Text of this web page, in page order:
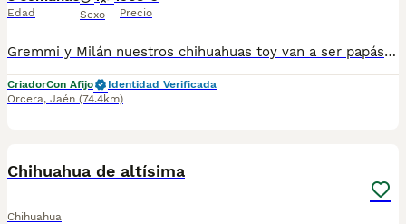
Edad Sexo Precio
Gremmi y Milán nuestros chihuahuas toy van a ser papás! Gremmi de color crema un peso de 1,800kg y Milán de color choco merle y un peso de 1,950kg Con un carácter extraordinario, cariñosos,juguetones y divertidos. Abierto plazo de reserva Nuestros cachorros se entregan con: ->Pasaporte ->Chip ->Vacunas y desparasitaciones acorde a su edad -> Contrato de garantías víricas de 8 dias y genética de 1 año ->Factura Impuestos incluidos. Recogida en nuestras instalaciones o se envía por agencia especializada en mascotas (a cargo del comprador) ->Canes de Ensueño ->Núcleo Zoológico autorizado
CriadorCon Afijo
Identidad Verificada
Orcera, Jaén (74.4km)
Chihuahua de altísima
Chihuahua